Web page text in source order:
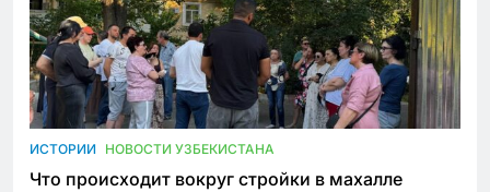
ИСТОРИИ НОВОСТИ УЗБЕКИСТАНА
Что происходит вокруг стройки в махалле